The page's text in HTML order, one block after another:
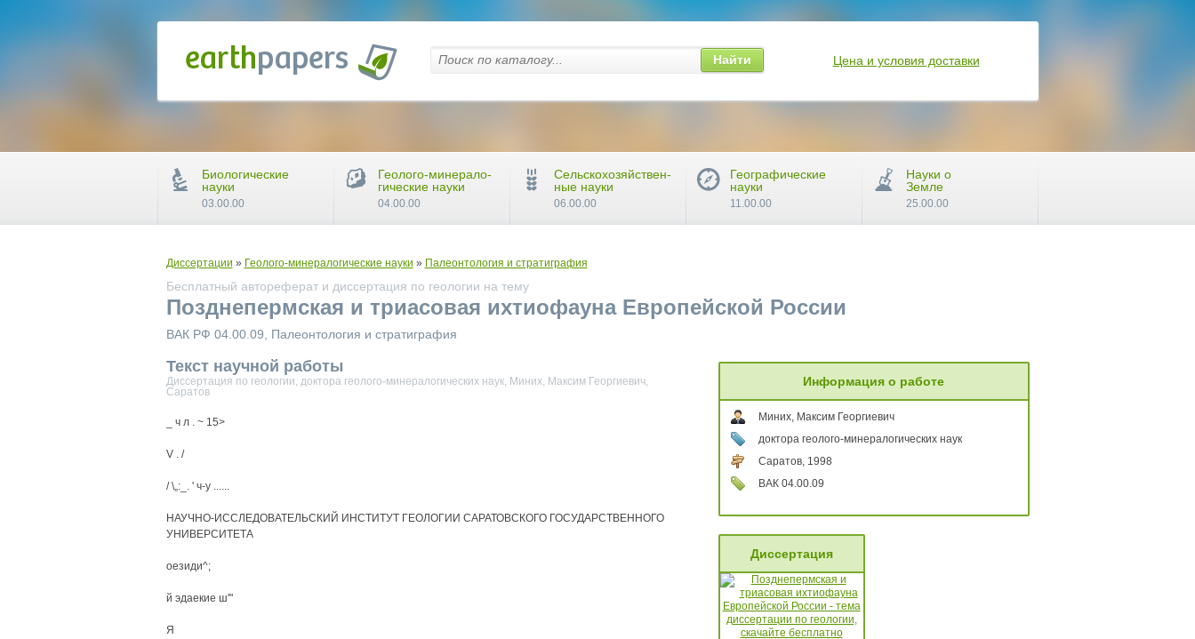
Диссертации » Геолого-минералогические науки » Палеонтология и стратиграфия
Бесплатный автореферат и диссертация по геологии на тему
Позднепермская и триасовая ихтиофауна Европейской России
ВАК РФ 04.00.09, Палеонтология и стратиграфия
Текст научной работы
Диссертация по геологии, доктора геолого-минералогических наук, Миних, Максим Георгиевич,
Саратов
_ ч л . ~ 15>
V . /
/ \„:_. ' ч-у ......
НАУЧНО-ИССЛЕДОВАТЕЛЬСКИЙ ИНСТИТУТ ГЕОЛОГИИ САРАТОВСКОГО ГОСУДАРСТВЕННОГО
УНИВЕРСИТЕТА
оезиди^;
й эдаекие ш'"
Я
Информация о работе
Миних, Максим Георгиевич
доктора геолого-минералогических наук
Саратов, 1998
ВАК 04.00.09
Диссертация
Найти Цена и условия доставки
Биологические
науки
03.00.00
Геолого-минерало-
гические науки
04.00.00
Сельскохозяйствен-
ные науки
06.00.00
Географические
науки
11.00.00
Науки о
Земле
25.00.00